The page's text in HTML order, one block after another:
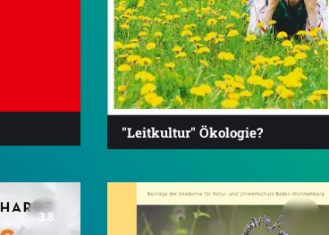
"Leitkultur" Ökologie?
3.8